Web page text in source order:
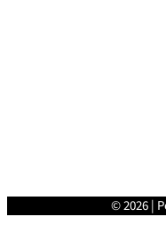
© 2026 |